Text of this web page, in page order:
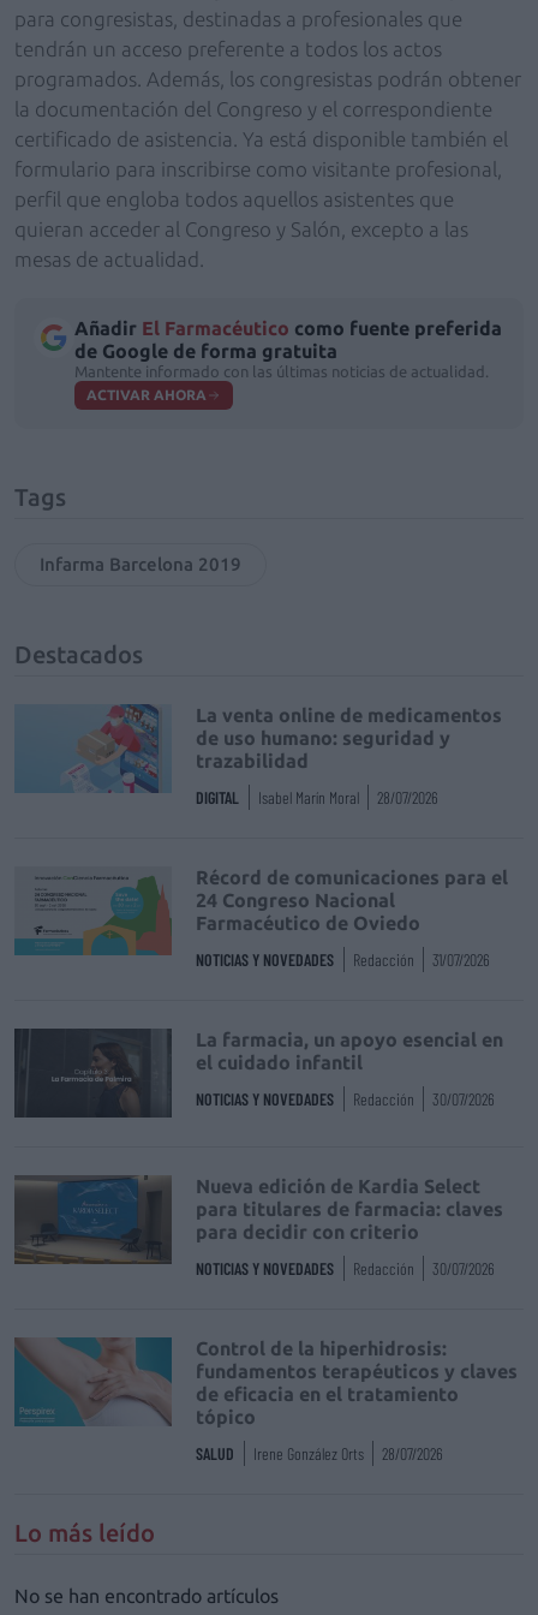
para congresistas, destinadas a profesionales que
tendrán un acceso preferente a todos los actos
programados. Además, los congresistas podrán obtener
la documentación del Congreso y el correspondiente
certificado de asistencia. Ya está disponible también el
formulario para inscribirse como visitante profesional,
perfil que engloba todos aquellos asistentes que
quieran acceder al Congreso y Salón, excepto a las
mesas de actualidad.
Añadir El Farmacéutico como fuente preferida
de Google de forma gratuita
Mantente informado con las últimas noticias de actualidad.
ACTIVAR AHORA
Tags
Infarma Barcelona 2019
Destacados
La venta online de medicamentos
de uso humano: seguridad y
trazabilidad
DIGITAL Isabel Marín Moral 28/07/2026
Récord de comunicaciones para el
24 Congreso Nacional
Farmacéutico de Oviedo
NOTICIAS Y NOVEDADES Redacción 31/07/2026
La farmacia, un apoyo esencial en
el cuidado infantil
NOTICIAS Y NOVEDADES Redacción 30/07/2026
Nueva edición de Kardia Select
para titulares de farmacia: claves
para decidir con criterio
NOTICIAS Y NOVEDADES Redacción 30/07/2026
Control de la hiperhidrosis:
fundamentos terapéuticos y claves
de eficacia en el tratamiento
tópico
SALUD Irene González Orts 28/07/2026
Lo más leído
No se han encontrado artículos